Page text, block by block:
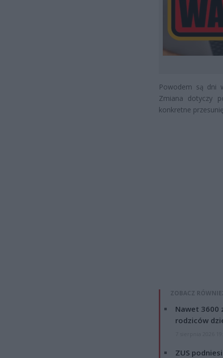
Powodem są dni
Zmiana dotyczy
konkretne
ZOBACZ
Nawet 3600
rodziców
ZUS